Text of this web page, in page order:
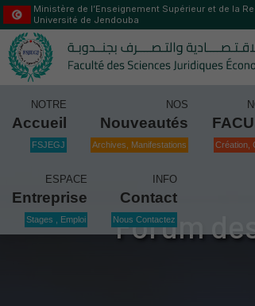
Ministère de l’Enseignement Supérieur et de la
Université de Jendouba
NOTRE
Accueil
FSJEGJ
NOS
Nouveautés
Archives, Manifestations Création,
ESPACE
Entreprise
Stages , Emploi
INFO
Contact
Nous Contactez
Forum